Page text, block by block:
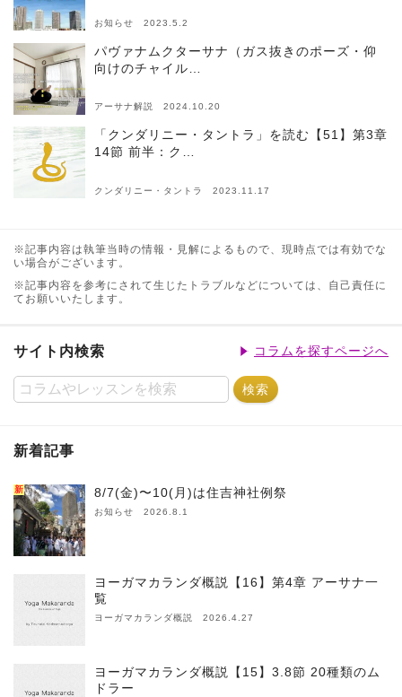
お知らせ 2023.5.2
パヴァナムクターサナ（ガス抜きのポーズ・仰
向けのチャイル…
アーサナ解説 2024.10.20
「クンダリニー・タントラ」を読む【51】第3章
14節 前半：ク…
クンダリニー・タントラ 2023.11.17
※記事内容は執筆当時の情報・見解によるもので、現時点では有効でな
い場合がございます。
※記事内容を参考にされて生じたトラブルなどについては、自己責任に
てお願いいたします。
サイト内検索 コラムを探すページへ
新着記事
新 8/7(金)〜10(月)は住吉神社例祭
お知らせ 2026.8.1
ヨーガマカランダ概説【16】第4章 アーサナ一
覧
ヨーガマカランダ概説 2026.4.27
ヨーガマカランダ概説【15】3.8節 20種類のム
ドラー